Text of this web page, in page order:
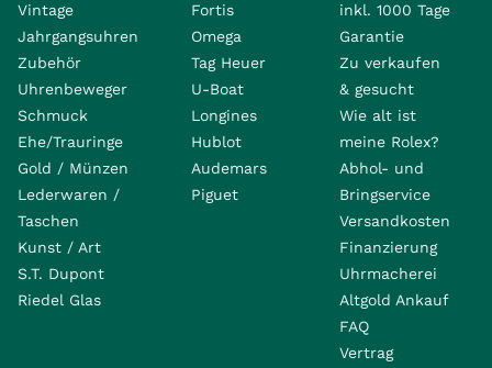
Vintage
Jahrgangsuhren
Zubehör
Uhrenbeweger
Schmuck
Ehe/Trauringe
Gold / Münzen
Lederwaren /
Taschen
Kunst / Art
S.T. Dupont
Riedel Glas
Fortis
Omega
Tag Heuer
U-Boat
Longines
Hublot
Audemars
Piguet
inkl. 1000 Tage
Garantie
Zu verkaufen
& gesucht
Wie alt ist
meine Rolex?
Abhol- und
Bringservice
Versandkosten
Finanzierung
Uhrmacherei
Altgold Ankauf
FAQ
Vertrag